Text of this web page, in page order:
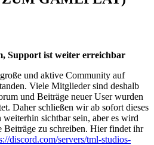
Support ist weiter erreichbar
und aktive Community auf
Viele Mitglieder sind deshalb
und Beiträge neuer User wurden
Daher schließen wir ab sofort dieses
sichtbar sein, aber es wird
Beiträge zu schreiben. Hier findet ihr
discord.com/servers/tml-studios-